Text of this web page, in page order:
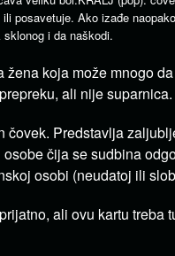
posavetuje. Ako izađe
i da naškodi.
koja može mnogo
ali nije suparnica.
čovek. Predstavlja
čija se sudbina
osobi (neudatoj ili
ali ovu kartu treba